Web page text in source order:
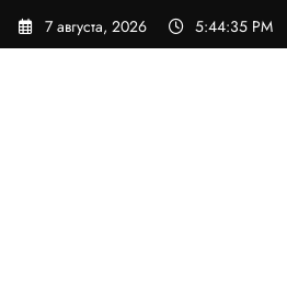
Перейти
7 августа, 2026 5:44:36 PM